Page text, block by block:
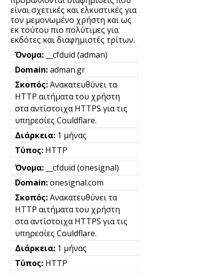
είναι σχετικές και ελκυστικές για
τον μεμονωμένο χρήστη και ως
εκ τούτου πιο πολύτιμες για
εκδότες και διαφημιστές τρίτων.
__cfduid (adman)
adman.gr
Ανακατευθύνει τα
HTTP αιτήματα του χρήστη
στα αντίστοιχα HTTPS για τις
υπηρεσίες Couldflare.
1 μήνας
HTTP
__cfduid (onesignal)
onesignal.com
Ανακατευθύνει τα
HTTP αιτήματα του χρήστη
στα αντίστοιχα HTTPS για τις
υπηρεσίες Couldflare.
1 μήνας
HTTP